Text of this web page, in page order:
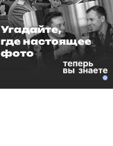
Угадайте,
где настоящее
фото